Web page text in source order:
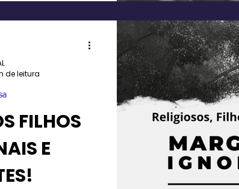
FILHOS
E
de leitura